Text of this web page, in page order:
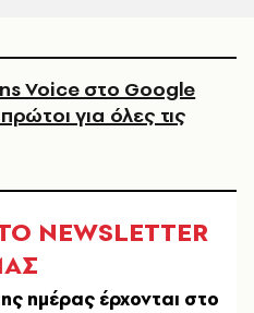
Voice στο Google
για όλες τις
NEWSLETTER
ημέρας έρχονται στο